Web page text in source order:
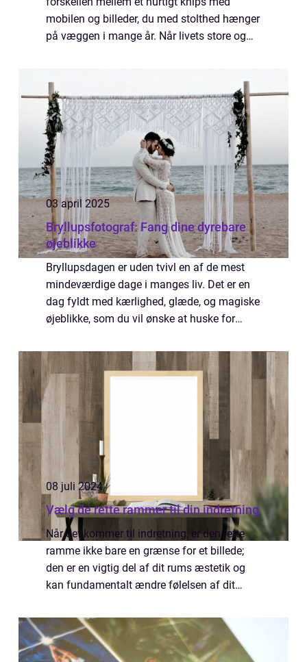
mobilen og billeder, du med stolthed hænger
på væggen i mange år. Når livets store og
03 april 2025
Bryllupsfotograf: Fang dine dyrebare
øjeblikke
Bryllupsdagen er uden tvivl en af de mest
mindeværdige dage i manges liv. Det er en
dag fyldt med kærlighed, glæde, og magiske
øjeblikke, som du vil ønske at huske for
ro...
08 juli 2024
Vælg de rette rammer til din indretning
Når det kommer til indretning, er den rette
ramme ikke bare en grænse for et billede;
den er en vigtig del af dit rums æstetik og
kan fundamentalt ændre følelsen af dit
kunst i sig selv, som indebærer overvejels...